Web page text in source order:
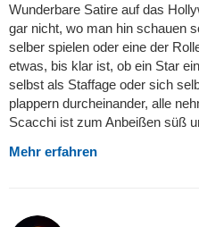
Wunderbare Satire auf das
gar nicht, wo man hin schauen
selber spielen oder eine der
etwas, bis klar ist, ob ein Star
selbst als Staffage oder sich
plappern durcheinander, alle
Scacchi ist zum Anbeißen süß
Mehr erfahren